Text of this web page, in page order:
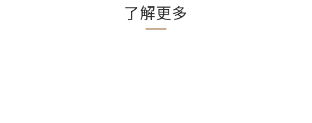
了解更多